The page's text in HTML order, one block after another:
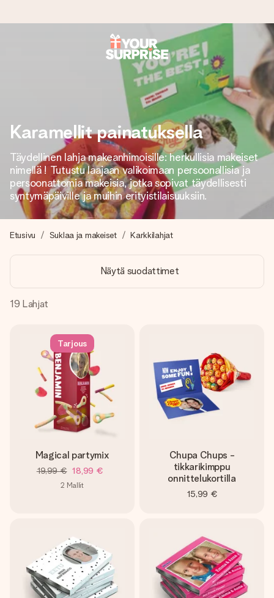
Tilaa tänään, lähetys 1 arkipäivässä
Valmistamme lahjasi huolella ja lähetämme sen hetkessä,
jotta voit antaa sen juuri oikeaan aikaan, kun sillä on eniten
4,8 (+15 000 arvostelun perusteella)
Lahjamme inspiroivat. Asiakkaiden arvosana on 4,8 Google
Reviewsissä.
Tilaa tänään – personoitu lahja valmistuu ja lähtee matkaan
nopeammin kuin ehdit sanoa “yllätys!”
Karamellit painatuksella
Täydellinen lahja makeanhimoisille: herkullisia makeiset
nimellä ! Tutustu laajaan valikoimaan persoonallisia ja
persoonattomia makeisia, jotka sopivat täydellisesti
syntymäpäiville ja muihin erityistilaisuuksiin.
Etusivu Suklaa ja makeiset Karkkilahjat
Näytä suodattimet
19 Lahjat
Tarjous
Magical partymix
19,99 € 18,99 €
2 Mallit
Chupa Chups -
tikkarikimppu
onnittelukortilla
15,99 €